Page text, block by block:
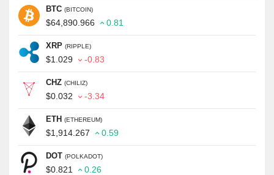
BTC (BITCOIN)
$64,890.966 0.81
XRP (RIPPLE)
$1.029 -0.83
CHZ (CHILIZ)
$0.032 -3.34
ETH (ETHEREUM)
$1,914.267 0.59
DOT (POLKADOT)
$0.821 0.26